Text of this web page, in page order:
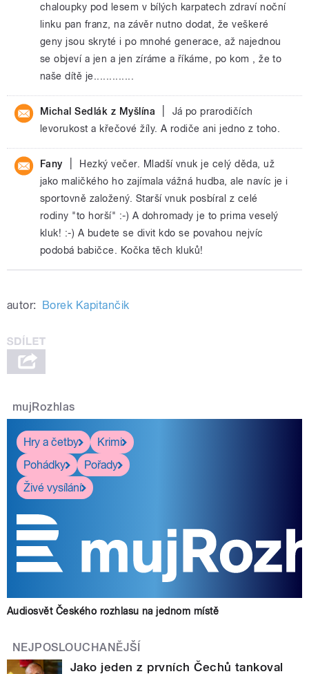
chaloupky pod lesem v bílých karpatech zdraví noční
linku pan franz, na závěr nutno dodat, že veškeré
geny jsou skryté i po mnohé generace, až najednou
se objeví a jen a jen zíráme a říkáme, po kom , že to
naše dítě je.............
Michal Sedlák z Myšlína
Já po prarodičích
levorukost a křečové žíly. A rodiče ani jedno z toho.
Fany
Hezký večer. Mladší vnuk je celý děda, už
jako maličkého ho zajímala vážná hudba, ale navíc je i
sportovně založený. Starší vnuk posbíral z celé
rodiny "to horší" :-) A dohromady je to prima veselý
kluk! :-) A budete se divit kdo se povahou nejvíc
podobá babičce. Kočka těch kluků!
autor: Borek Kapitančik
mujRozhlas
Hry a četby
Krimi
Pohádky
Pořady
Živé vysílání
Audiosvět Českého rozhlasu na jednom místě
NEJPOSLOUCHANĚJŠÍ
Jako jeden z prvních Čechů tankoval